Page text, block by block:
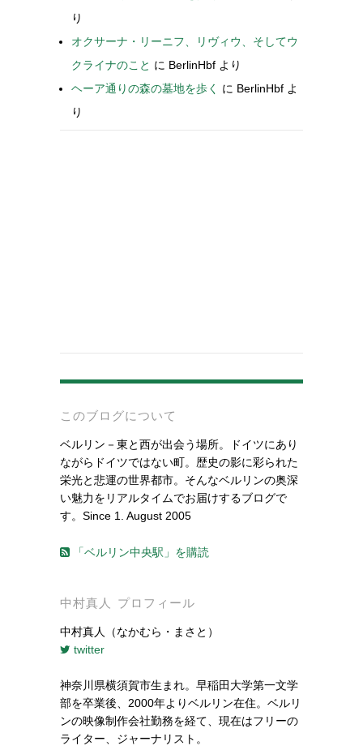
り
オクサーナ・リーニフ、リヴィウ、そしてウ
クライナのこと に BerlinHbf より
ヘーア通りの森の墓地を歩く
に BerlinHbf よ
り
このブログについて
ベルリン－東と西が出会う場所。ドイツにあり
ながらドイツではない町。歴史の影に彩られた
栄光と悲運の世界都市。そんなベルリンの奥深
い魅力をリアルタイムでお届けするブログで
す。Since 1. August 2005
「ベルリン中央駅」を購読
中村真人 プロフィール
中村真人（なかむら・まさと）
twitter
神奈川県横須賀市生まれ。早稲田大学第一文学
部を卒業後、2000年よりベルリン在住。ベルリ
ンの映像制作会社勤務を経て、現在はフリーの
ライター、ジャーナリスト。